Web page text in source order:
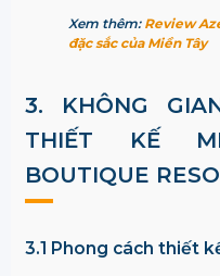
Xem thêm: Review
đặc sắc của Miền Tây
3. KHÔNG
THIẾT KẾ
BOUTIQUE
3.1 Phong cách thiết